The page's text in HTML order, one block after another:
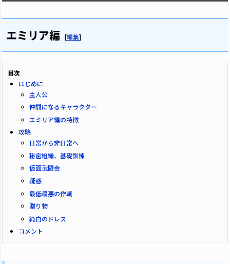
エミリア編 [編集]
目次
はじめに
主人公
仲間になるキャラクター
エミリア編の特徴
攻略
日常から非日常へ
秘密組織、基礎訓練
仮面武闘会
疑惑
最低最悪の作戦
贈り物
純白のドレス
コメント